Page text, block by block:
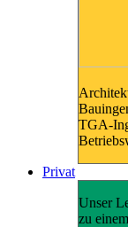
TGA-
Privat
Unser
zu